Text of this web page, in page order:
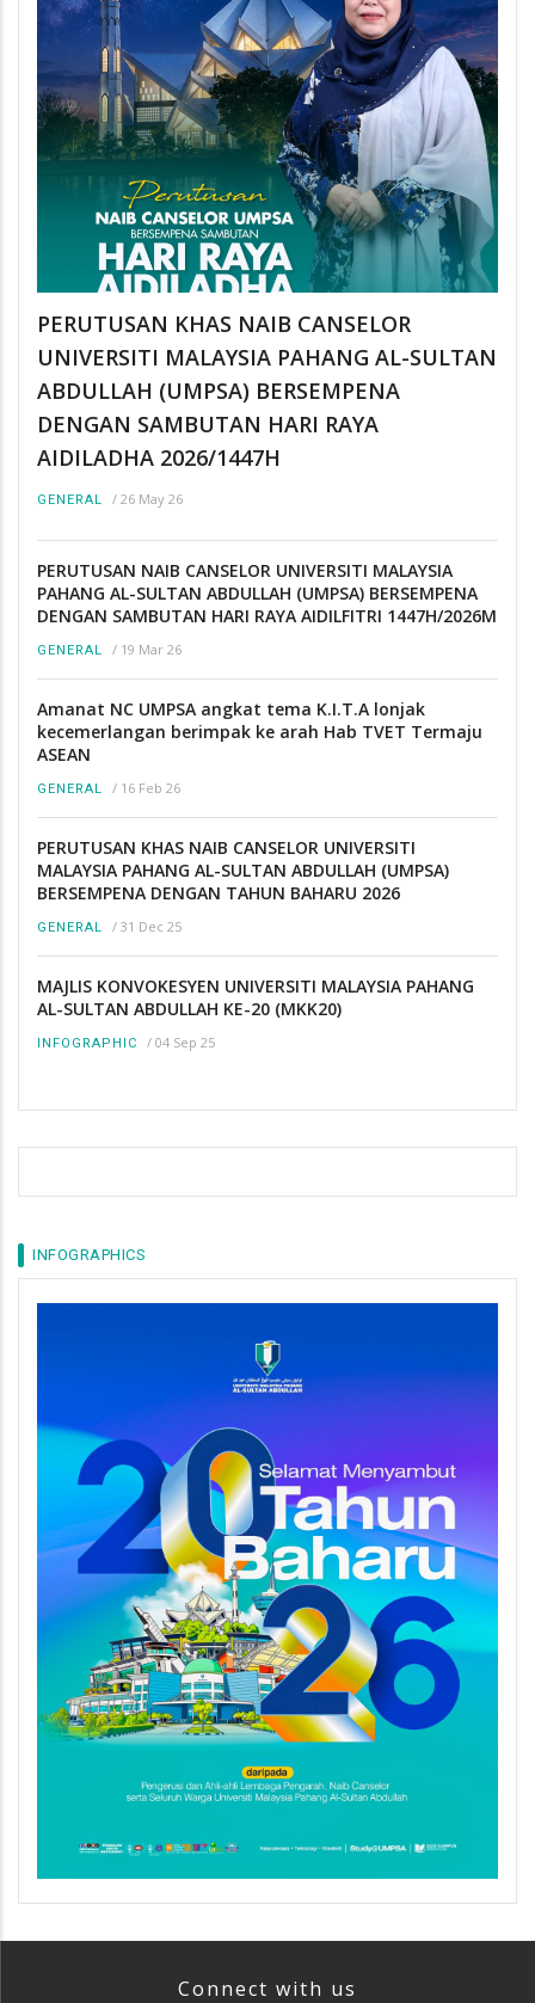
PERUTUSAN KHAS NAIB CANSELOR
UNIVERSITI MALAYSIA PAHANG AL-SULTAN
ABDULLAH (UMPSA) BERSEMPENA
DENGAN SAMBUTAN HARI RAYA
AIDILADHA 2026/1447H
GENERAL / 26 May 26
PERUTUSAN NAIB CANSELOR UNIVERSITI MALAYSIA
PAHANG AL-SULTAN ABDULLAH (UMPSA) BERSEMPENA
DENGAN SAMBUTAN HARI RAYA AIDILFITRI 1447H/2026M
GENERAL / 19 Mar 26
Amanat NC UMPSA angkat tema K.I.T.A lonjak
kecemerlangan berimpak ke arah Hab TVET Termaju
ASEAN
GENERAL / 16 Feb 26
PERUTUSAN KHAS NAIB CANSELOR UNIVERSITI
MALAYSIA PAHANG AL-SULTAN ABDULLAH (UMPSA)
BERSEMPENA DENGAN TAHUN BAHARU 2026
GENERAL / 31 Dec 25
MAJLIS KONVOKESYEN UNIVERSITI MALAYSIA PAHANG
AL-SULTAN ABDULLAH KE-20 (MKK20)
INFOGRAPHIC / 04 Sep 25
INFOGRAPHICS
Connect with us